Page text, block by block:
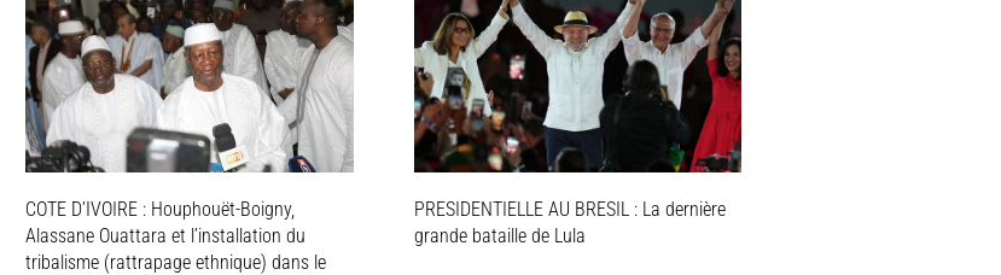
COTE D’IVOIRE : Houphouët-Boigny,
Alassane Ouattara et l’installation du
tribalisme (rattrapage ethnique) dans le
PRESIDENTIELLE AU BRESIL : La dernière
grande bataille de Lula